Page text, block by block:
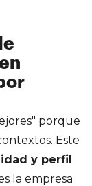
porque
Este
y perfil
la empresa